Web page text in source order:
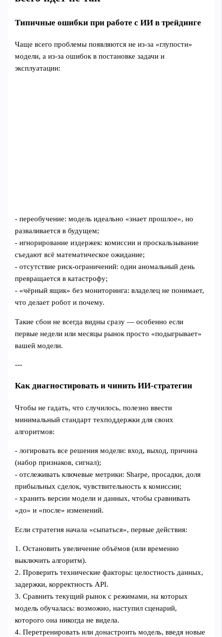
Типичные ошибки при работе с ИИ в трейдинге
Чаще всего проблемы появляются не из‑за «глупости»
модели, а из‑за ошибок в постановке задачи и
эксплуатации:
- переобучение: модель идеально «знает прошлое», но
разваливается в будущем;
- игнорирование издержек: комиссии и проскальзывание
съедают всё математическое ожидание;
- отсутствие риск‑ограничений: один аномальный день
превращается в катастрофу;
- «чёрный ящик» без мониторинга: владелец не понимает,
что делает робот и почему.
Такие сбои не всегда видны сразу — особенно если
первые недели или месяцы рынок просто «подыгрывает»
вашей модели.
---
Как диагностировать и чинить ИИ‑стратегии
Чтобы не гадать, что случилось, полезно ввести
минимальный стандарт техподдержки для своих
алгоритмов:
- логировать все решения модели: вход, выход, причина
(набор признаков, сигнал);
- отслеживать ключевые метрики: Sharpe, просадки, доля
прибыльных сделок, чувствительность к комиссии;
- хранить версии модели и данных, чтобы сравнивать
«до» и «после» изменений.
Если стратегия начала «сыпаться», первые действия:
1. Остановить увеличение объёмов (или временно
выключить алгоритм).
2. Проверить технические факторы: целостность данных,
задержки, корректность API.
3. Сравнить текущий рынок с режимами, на которых
модель обучалась: возможно, наступил сценарий,
которого она никогда не видела.
4. Перетренировать или донастроить модель, введя новые